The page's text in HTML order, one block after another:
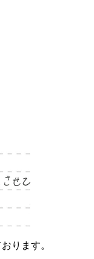
ります。